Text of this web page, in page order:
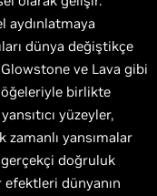
aydınlatmaya
dünya değiştikçe
ve Lava gibi
öğeleriyle birlikte
yüzeyler,
yansımalar
doğruluk
efektleri dünyanın